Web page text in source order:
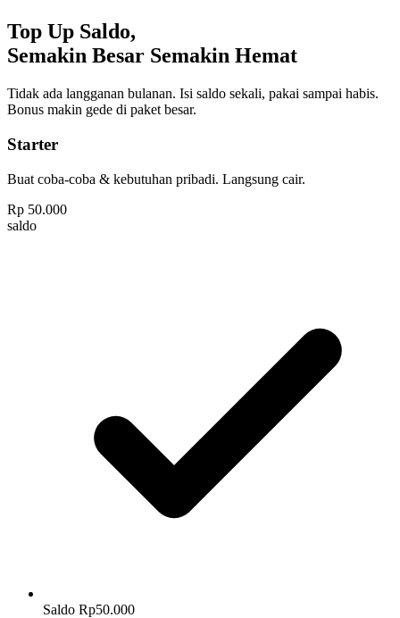
Top Up Saldo,
Semakin Besar Semakin Hemat
Tidak ada langganan bulanan. Isi saldo sekali, pakai sampai habis.
Bonus makin gede di paket besar.
Starter
Buat coba-coba & kebutuhan pribadi. Langsung cair.
Rp 50.000
saldo
Saldo Rp50.000